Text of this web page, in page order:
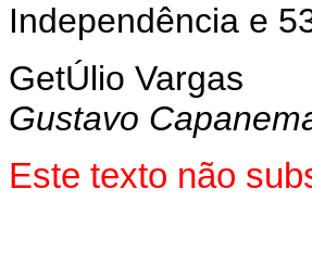
Independência e
GetÚlio Vargas
Gustavo
Este texto não